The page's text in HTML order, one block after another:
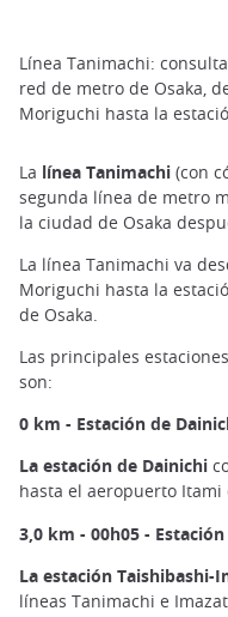
Línea Tanimachi:
red de metro de Osaka,
Moriguchi hasta la
La línea Tanimachi (con
segunda línea de metro
la ciudad de Osaka
La línea Tanimachi va
Moriguchi hasta la
de Osaka.
Las principales
son:
0 km - Estación de
La estación de Dainichi
hasta el aeropuerto Itami
3,0 km - 00h05 -
La estación Taishibashi-
líneas Tanimachi e